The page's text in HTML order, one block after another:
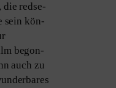
die red­se­
sein kön­
begon­
auch zu